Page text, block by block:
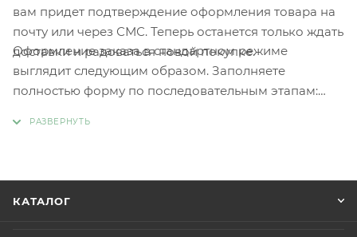
вам придет подтверждение оформления товара на
почту или через СМС. Теперь останется только ждать
доставки и радоваться новой покупке.
Оформление заказа в стандартном режиме
выглядит следующим образом. Заполняете
полностью форму по последовательным этапам:
КАТАЛОГ